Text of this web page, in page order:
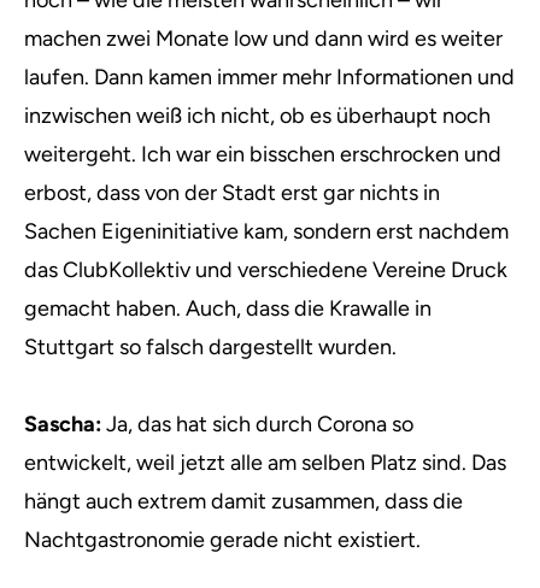
machen zwei Monate low und dann wird es weiter
laufen. Dann kamen immer mehr Informationen und
inzwischen weiß ich nicht, ob es überhaupt noch
weitergeht. Ich war ein bisschen erschrocken und
erbost, dass von der Stadt erst gar nichts in
Sachen Eigeninitiative kam, sondern erst nachdem
das ClubKollektiv und verschiedene Vereine Druck
gemacht haben. Auch, dass die Krawalle in
Stuttgart so falsch dargestellt wurden.
Sascha:Ja, das hat sich durch Corona so
entwickelt, weil jetzt alle am selben Platz sind. Das
hängt auch extrem damit zusammen, dass die
Nachtgastronomie gerade nicht existiert.